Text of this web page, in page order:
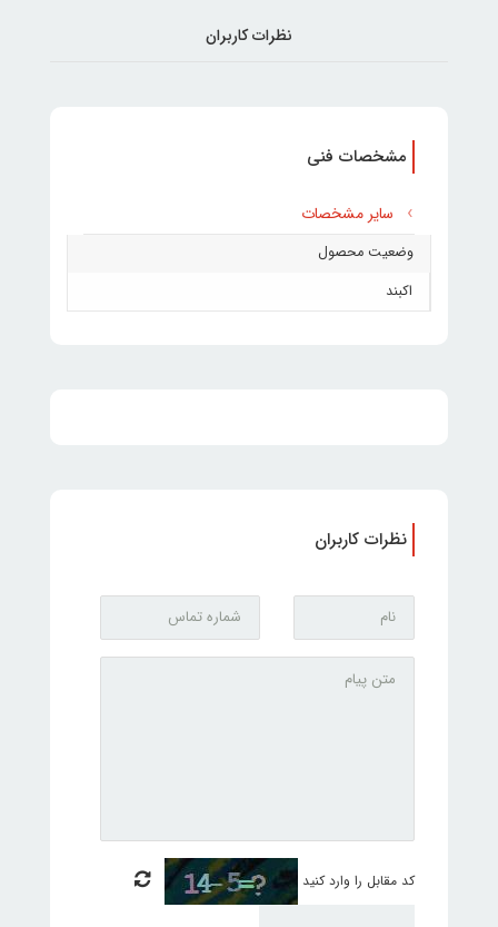
نظرات کاربران
مشخصات فنی
سایر مشخصات
وضعیت محصول
اکبند
نظرات کاربران
کد مقابل را وارد کنید